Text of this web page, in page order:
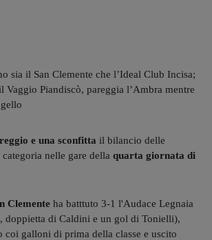
sia il San Clemente che l’Ideal Club Incisa;
Vaggio Piandiscò, pareggia l’Ambra mentre
e una sconfitta il bilancio delle
nelle gare della quarta giornata di
Clemente ha batttuto 3-1 l'Audace Legnaia
doppietta di Caldini e un gol di Tonielli),
coi galloni di prima della classe e uscito